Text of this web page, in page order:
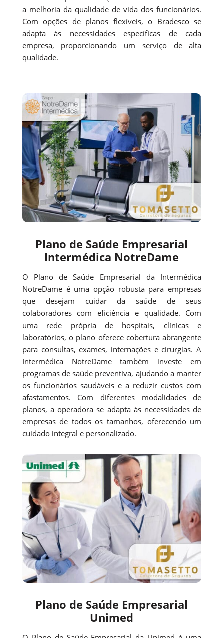
a melhoria da qualidade de vida dos funcionários.
Com opções de planos flexíveis, o Bradesco se
adapta às necessidades específicas de cada
empresa, proporcionando um serviço de alta
qualidade.
Plano de Saúde Empresarial
Intermédica NotreDame
O Plano de Saúde Empresarial da Intermédica
NotreDame é uma opção robusta para empresas
que desejam cuidar da saúde de seus
colaboradores com eficiência e qualidade. Com
uma rede própria de hospitais, clínicas e
laboratórios, o plano oferece cobertura abrangente
para consultas, exames, internações e cirurgias. A
Intermédica NotreDame também investe em
programas de saúde preventiva, ajudando a manter
os funcionários saudáveis e a reduzir custos com
afastamentos. Com diferentes modalidades de
planos, a operadora se adapta às necessidades de
empresas de todos os tamanhos, oferecendo um
cuidado integral e personalizado.
Plano de Saúde Empresarial
Unimed